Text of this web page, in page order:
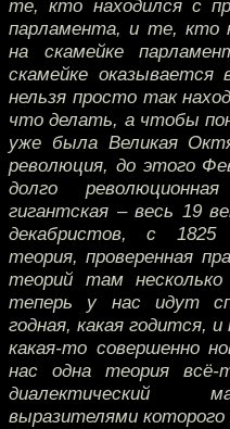
те, кто находился с
парламента, и те, кто
на скамейке
скамейке
нельзя просто так
что делать, а чтобы
уже была Великая
революция, до этого
долго
гигантская – весь 19
декабристов, с
теория, проверенная
теорий там
теперь у нас идут
годная, какая
какая-то совершенно
нас одна теория
диалектический
выразителями которого